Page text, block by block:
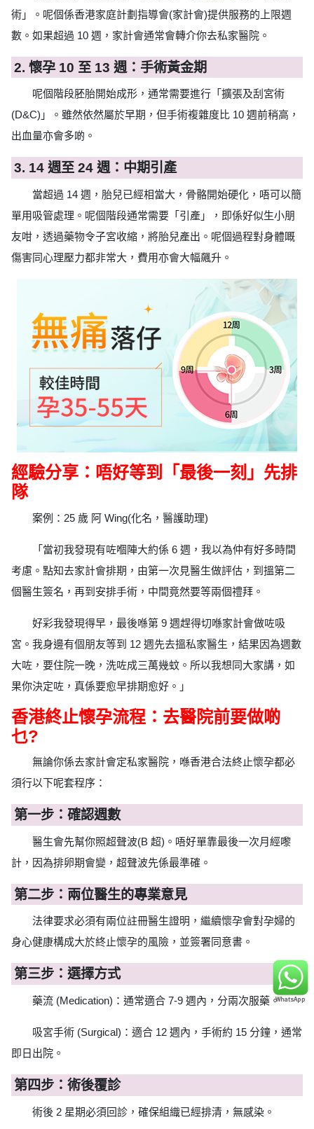
術」。呢個係香港家庭計劃指導會(家計會)提供服務的上限週
數。如果超過 10 週，家計會通常會轉介你去私家醫院。
2. 懷孕 10 至 13 週：手術黃金期
呢個階段胚胎開始成形，通常需要進行「擴張及刮宮術
(D&C)」。雖然依然屬於早期，但手術複雜度比 10 週前稍高，
出血量亦會多啲。
3. 14 週至 24 週：中期引產
當超過 14 週，胎兒已經相當大，骨骼開始硬化，唔可以簡
單用吸管處理。呢個階段通常需要「引產」，即係好似生小朋
友咁，透過藥物令子宮收縮，將胎兒產出。呢個過程對身體嘅
傷害同心理壓力都非常大，費用亦會大幅飆升。
經驗分享：唔好等到「最後一刻」先排
隊
案例：25 歲 阿 Wing(化名，醫護助理)
「當初我發現有咗嗰陣大約係 6 週，我以為仲有好多時間
考慮。點知去家計會排期，由第一次見醫生做評估，到搵第二
個醫生簽名，再到安排手術，中間竟然要等兩個禮拜。
好彩我發現得早，最後喺第 9 週趕得切喺家計會做咗吸
宮。我身邊有個朋友等到 12 週先去搵私家醫生，結果因為週數
大咗，要住院一晚，洗咗成三萬幾蚊。所以我想同大家講，如
果你決定咗，真係要愈早排期愈好。」
香港終止懷孕流程：去醫院前要做啲
乜?
無論你係去家計會定私家醫院，喺香港合法終止懷孕都必
須行以下呢套程序：
第一步：確認週數
醫生會先幫你照超聲波(B 超)。唔好單靠最後一次月經嚟
計，因為排卵期會變，超聲波先係最準確。
第二步：兩位醫生的專業意見
法律要求必須有兩位註冊醫生證明，繼續懷孕會對孕婦的
身心健康構成大於終止懷孕的風險，並簽署同意書。
第三步：選擇方式
藥流 (Medication)：通常適合 7-9 週內，分兩次服藥。
吸宮手術 (Surgical)：適合 12 週內，手術約 15 分鐘，通常
即日出院。
第四步：術後覆診
術後 2 星期必須回診，確保組織已經排清，無感染。